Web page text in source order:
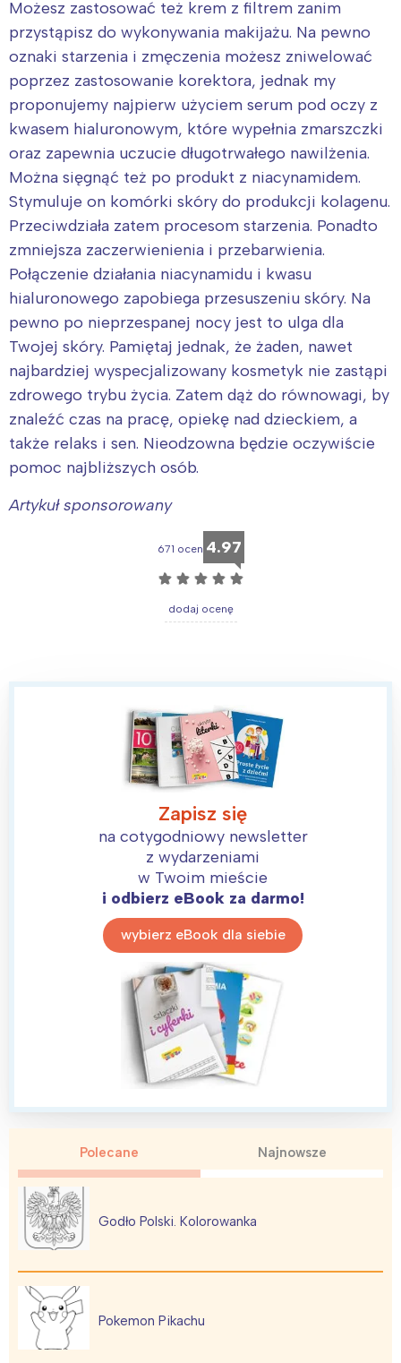
Możesz zastosować też krem z filtrem zanim
przystąpisz do wykonywania makijażu. Na pewno
oznaki starzenia i zmęczenia możesz zniwelować
poprzez zastosowanie korektora, jednak my
proponujemy najpierw użyciem serum pod oczy z
kwasem hialuronowym, które wypełnia zmarszczki
oraz zapewnia uczucie długotrwałego nawilżenia.
Można sięgnąć też po produkt z niacynamidem.
Stymuluje on komórki skóry do produkcji kolagenu.
Przeciwdziała zatem procesom starzenia. Ponadto
zmniejsza zaczerwienienia i przebarwienia.
Połączenie działania niacynamidu i kwasu
hialuronowego zapobiega przesuszeniu skóry. Na
pewno po nieprzespanej nocy jest to ulga dla
Twojej skóry. Pamiętaj jednak, że żaden, nawet
najbardziej wyspecjalizowany kosmetyk nie zastąpi
zdrowego trybu życia. Zatem dąż do równowagi, by
znaleźć czas na pracę, opiekę nad dzieckiem, a
także relaks i sen. Nieodzowna będzie oczywiście
pomoc najbliższych osób.
Artykułsponsorowany
671 ocen 4.97
☆ ☆ ☆ ☆ ☆
dodaj ocenę
Zapisz się
na cotygodniowy newsletter
z wydarzeniami
w Twoim mieście
i odbierz eBook za darmo!
wybierz eBook dla siebie
Polecane Najnowsze
Godło Polski. Kolorowanka
Pokemon Pikachu
Interesują mnie wydarzenia z
tego regionu:
Warszawa
Łódź
Trójmiasto
Poznań
Wrocław
Śląsk
Kraków
Południe
Północ
Wszystkie
Wybieram